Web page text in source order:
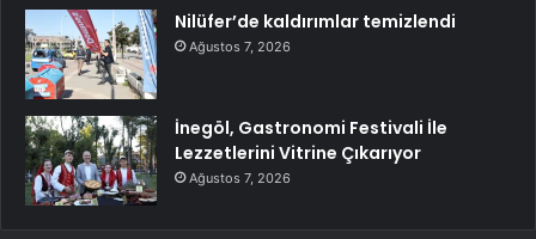
Nilüfer’de kaldırımlar temizlendi
Ağustos 7, 2026
İnegöl, Gastronomi Festivali İle
Lezzetlerini Vitrine Çıkarıyor
Ağustos 7, 2026